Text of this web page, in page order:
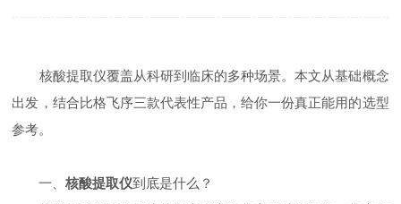
核酸提取仪覆盖从科研到临床的多种场景。本文从基础概念
出发，结合比格飞序三款代表性产品，给你一份真正能用的选型
参考。
一、核酸提取仪到底是什么？